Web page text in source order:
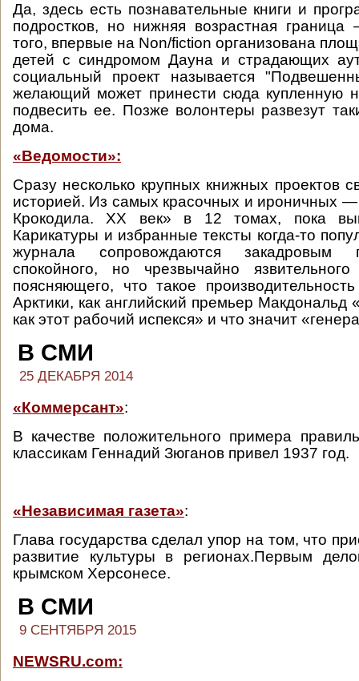
Да, здесь есть познавательные книги и
подростков, но нижняя возрастная
того, впервые на Non/fiction организована
детей с синдромом Дауна и страдающих
социальный проект называется
желающий может принести сюда купленную
подвесить ее. Позже волонтеры развезут
дома.
«Ведомости»:
Сразу несколько крупных книжных проектов
историей. Из самых красочных и ироничных
Крокодила. ХХ век» в 12 томах, пока
Карикатуры и избранные тексты когда-то
журнала сопровождаются закадровым
спокойного, но чрезвычайно язвительного
поясняющего, что такое
Арктики, как английский премьер Макдональд
как этот рабочий испекся» и что значит
В СМИ
25 ДЕКАБРЯ 2014
«Коммерсант»:
В качестве положительного примера
классикам Геннадий Зюганов привел 1937 год.
«Независимая газета»:
Глава государства сделал упор на том, что
развитие культуры в регионах.Первым
крымском Херсонесе.
В СМИ
9 СЕНТЯБРЯ 2015
NEWSRU.com: